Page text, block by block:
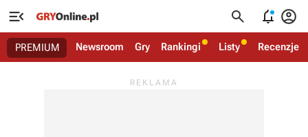
   
PREMIUM Newsroom Gry Rankingi Listy Recenzje